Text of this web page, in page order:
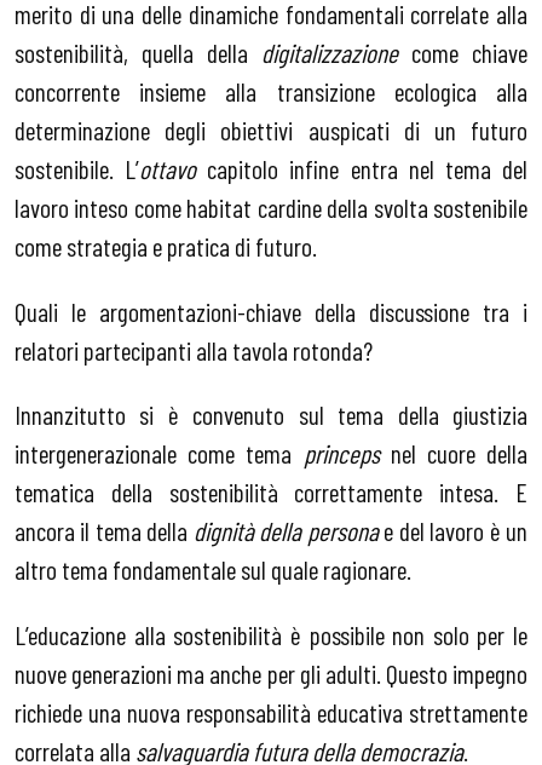
merito di una delle dinamiche fondamentali correlate alla
sostenibilità, quella della digitalizzazionecome chiave
concorrente insieme alla transizione ecologica alla
determinazione degli obiettivi auspicati di un futuro
sostenibile. L’ottavocapitolo infine entra nel tema del
lavoro inteso come habitat cardine della svolta sostenibile
come strategia e pratica di futuro.
Quali le argomentazioni-chiave della discussione tra i
relatori partecipanti alla tavola rotonda?
Innanzitutto si è convenuto sul tema della giustizia
intergenerazionale come tema princepsnel cuore della
tematica della sostenibilità correttamente intesa. E
ancora il tema della dignità della personae del lavoro è un
altro tema fondamentale sul quale ragionare.
L’educazione alla sostenibilità è possibile non solo per le
nuove generazioni ma anche per gli adulti. Questo impegno
richiede una nuova responsabilità educativa strettamente
correlata alla salvaguardia futura della democrazia.